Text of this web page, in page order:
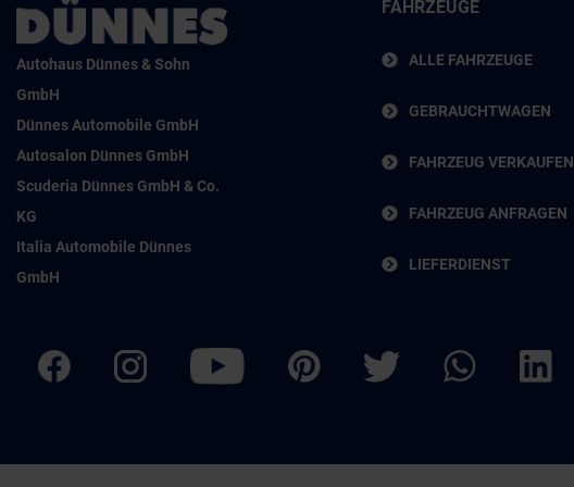
Autohaus Dünnes & Sohn
GmbH
Dünnes Automobile GmbH
Autosalon Dünnes GmbH
Scuderia Dünnes GmbH & Co.
KG
Italia Automobile Dünnes
GmbH
FAHRZEUGE
ALLE FAHRZEUGE
GEBRAUCHTWAGEN
FAHRZEUG VERKAUFEN
FAHRZEUG ANFRAGEN
LIEFERDIENST